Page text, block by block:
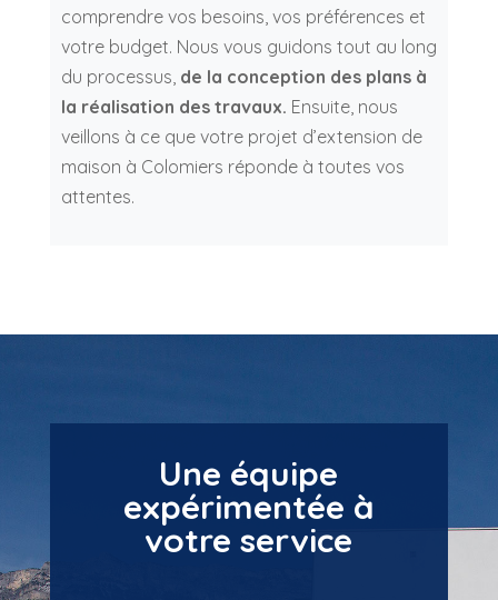
comprendre vos besoins, vos préférences et
votre budget. Nous vous guidons tout au long
du processus, de la conception des plans à
la réalisation des travaux. Ensuite, nous
veillons à ce que votre projet d’extension de
maison à Colomiers réponde à toutes vos
attentes.
Une équipe
expérimentée à
votre service